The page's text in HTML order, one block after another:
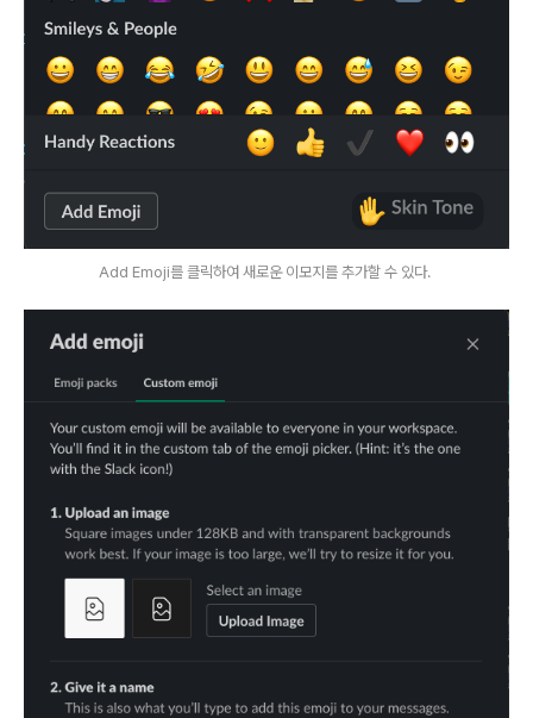
Add Emoji를 클릭하여 새로운 이모지를 추가할 수 있다.